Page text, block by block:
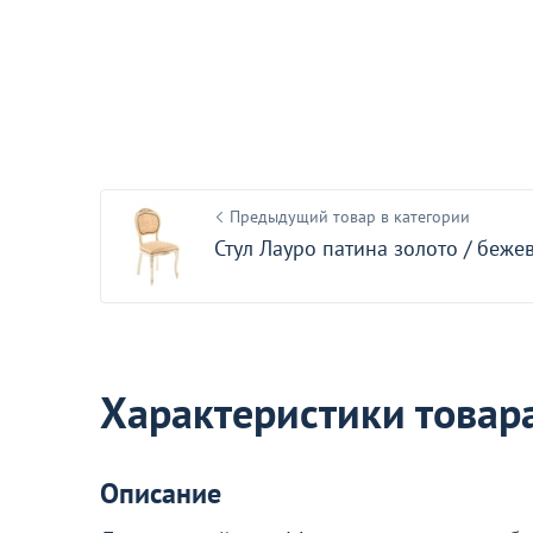
Предыдущий товар в категории
Стул Лауро патина золото /
Характеристики
Описание
Акции для вас